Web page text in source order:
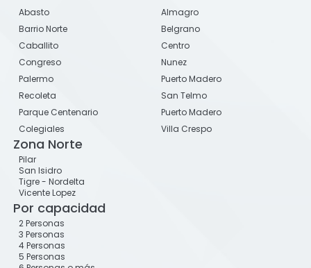
Abasto
Almagro
Barrio Norte
Belgrano
Caballito
Centro
Congreso
Nunez
Palermo
Puerto Madero
Recoleta
San Telmo
Parque Centenario
Puerto Madero
Colegiales
Villa Crespo
Zona Norte
Pilar
San Isidro
Tigre - Nordelta
Vicente Lopez
Por capacidad
2 Personas
3 Personas
4 Personas
5 Personas